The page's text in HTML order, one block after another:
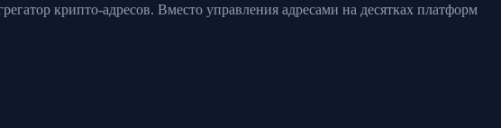
крипто-адресов. Вместо управления адресами на десятках платформ